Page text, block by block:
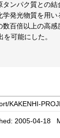
タンパク質との結
学発光物質を用い
数百倍以上の高感
可能にした。
2005-04-18